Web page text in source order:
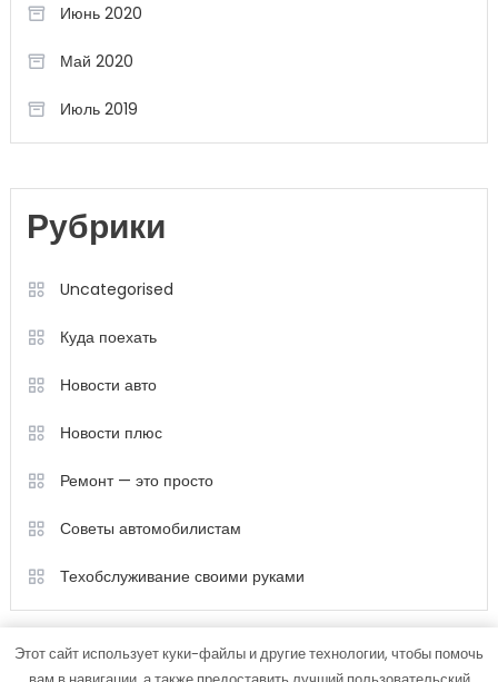
Июнь 2020
Май 2020
Июль 2019
Рубрики
Uncategorised
Куда поехать
Новости авто
Новости плюс
Ремонт — это просто
Советы автомобилистам
Техобслуживание своими руками
Этот сайт использует куки-файлы и другие технологии, чтобы помочь